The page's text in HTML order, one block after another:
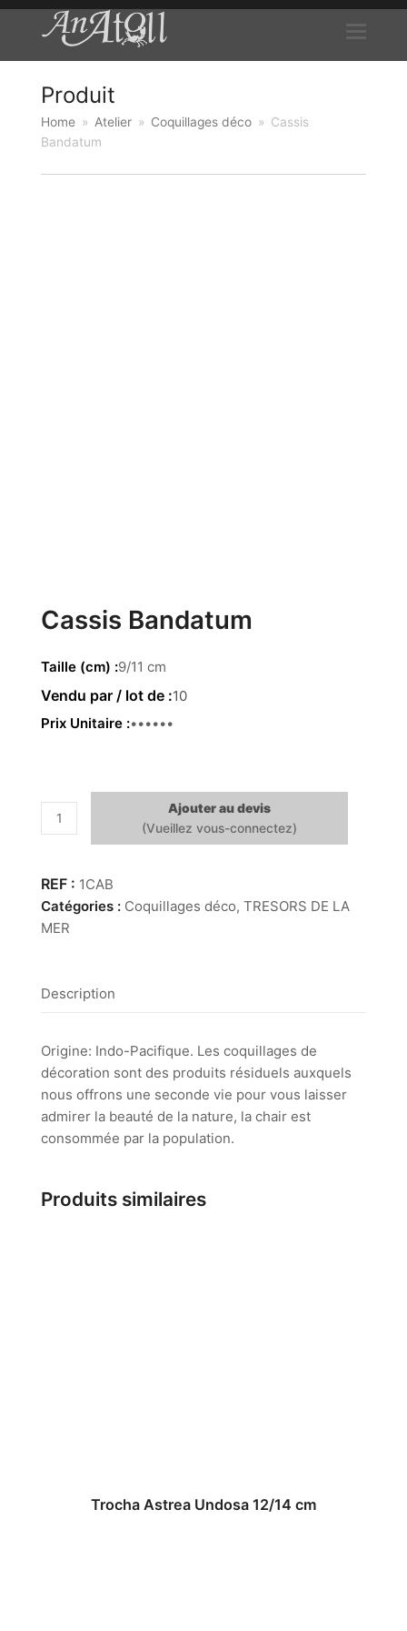
Produit
Home » Atelier » Coquillages déco » Cassis
Bandatum
Cassis Bandatum
Taille (cm) 9/11 cm
10
Prix Unitaire 2.34 €
quantité
de
Bandatum
Ajouter au devis
1CAB
Catégories : Coquillages déco, TRESORS DE LA
MER
Description
Origine: Indo-Pacifique. Les coquillages de
décoration sont des produits résiduels auxquels
nous offrons une seconde vie pour vous laisser
admirer la beauté de la nature, la chair est
consommée par la population.
Produits similaires
Trocha Astrea Undosa 12/14 cm